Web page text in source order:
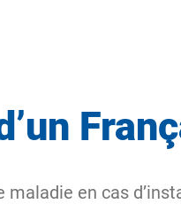
en cas